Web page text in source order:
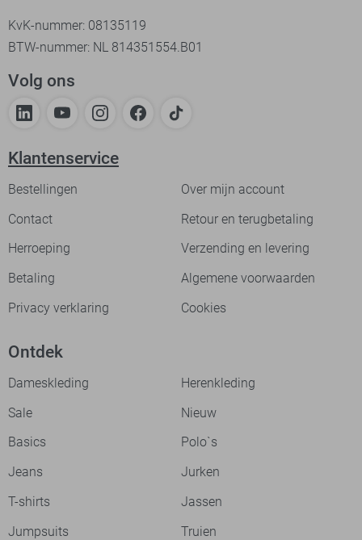
KvK-nummer: 08135119
BTW-nummer: NL 814351554.B01
Volg ons
Klantenservice
Bestellingen
Over mijn account
Contact
Retour en terugbetaling
Herroeping
Verzending en levering
Betaling
Algemene voorwaarden
Privacy verklaring
Cookies
Ontdek
Dameskleding
Herenkleding
Sale
Nieuw
Basics
Polo`s
Jeans
Jurken
T-shirts
Jassen
Jumpsuits
Truien